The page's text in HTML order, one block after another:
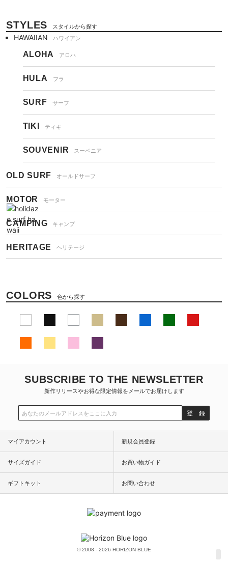
STYLES スタイルから探す
HAWAIIAN ハワイアン
ALOHA アロハ
HULA フラ
SURF サーフ
TIKI ティキ
SOUVENIR スーベニア
OLD SURF オールドサーフ
MOTOR モーター
CAMPING キャンプ
HERITAGE ヘリテージ
COLORS 色から探す
SUBSCRIBE TO THE NEWSLETTER
新作リリースやお得な限定情報をメールでお届けします
登 録
マイアカウント 新規会員登録
サイズガイド お買い物ガイド
ギフトキット お問い合わせ
© 2008 - 2026 HORIZON BLUE